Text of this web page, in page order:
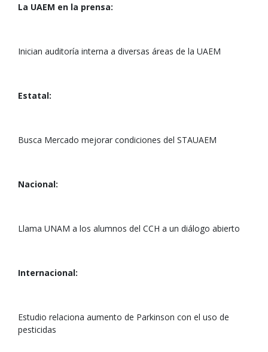
La UAEM en la prensa:
Inician auditoría interna a diversas áreas de la UAEM
Estatal:
Busca Mercado mejorar condiciones del STAUAEM
Nacional:
Llama UNAM a los alumnos del CCH a un diálogo abierto
Internacional:
Estudio relaciona aumento de Parkinson con el uso de
pesticidas